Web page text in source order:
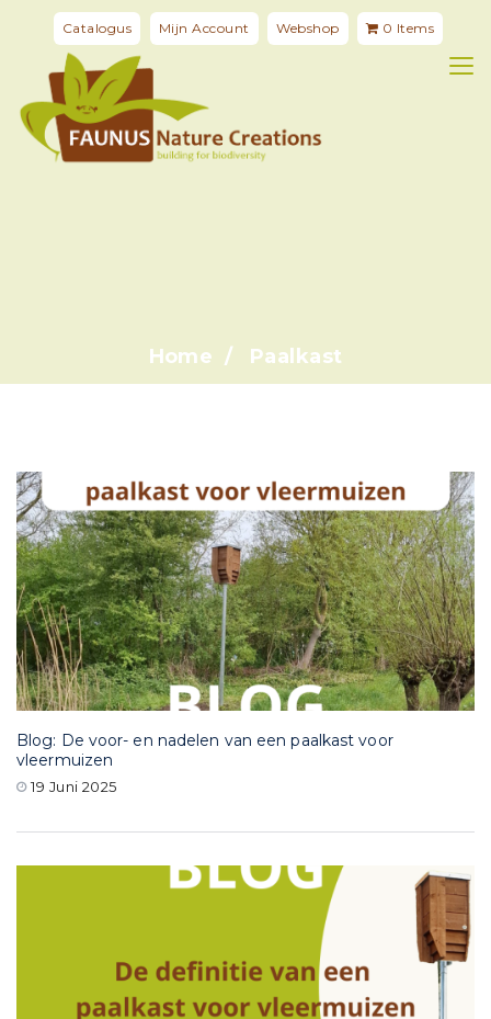
Catalogus Mijn Account Webshop 0 Items
Home Paalkast
Blog: De voor- en nadelen van een paalkast voor
vleermuizen
19 Juni 2025